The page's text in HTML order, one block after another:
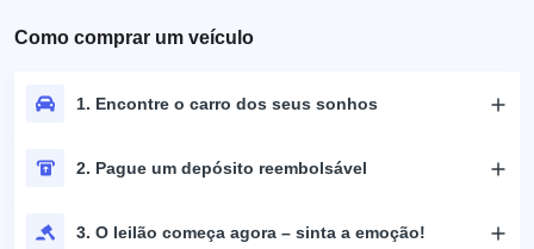
Como comprar um veículo
1. Encontre o carro dos seus sonhos
2. Pague um depósito reembolsável
3. O leilão começa agora – sinta a emoção!